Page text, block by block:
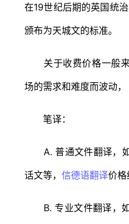
在19世纪后期的英国统
颁布为天城文的标准。
关于收费价格一般来
场的需求和难度而波动，
笔译：
A. 普通文件翻译，如
话文等， 信德语翻译价
B. 专业文件翻译，如